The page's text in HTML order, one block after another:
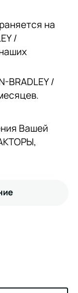
на
/
BRADLEY /
Вашей